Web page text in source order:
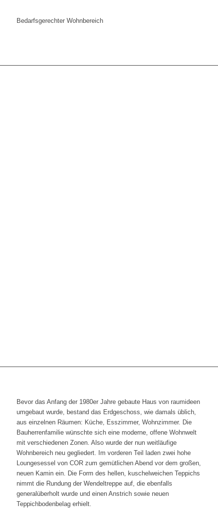
Bedarfsgerechter Wohnbereich
Bevor das Anfang der 1980er Jahre gebaute Haus von raumideen
umgebaut wurde, bestand das Erdgeschoss, wie damals üblich,
aus einzelnen Räumen: Küche, Esszimmer, Wohnzimmer. Die
Bauherrenfamilie wünschte sich eine moderne, offene Wohnwelt
mit verschiedenen Zonen. Also wurde der nun weitläufige
Wohnbereich neu gegliedert. Im vorderen Teil laden zwei hohe
Loungesessel von COR zum gemütlichen Abend vor dem großen,
neuen Kamin ein. Die Form des hellen, kuschelweichen Teppichs
nimmt die Rundung der Wendeltreppe auf, die ebenfalls
generalüberholt wurde und einen Anstrich sowie neuen
Teppichbodenbelag erhielt.